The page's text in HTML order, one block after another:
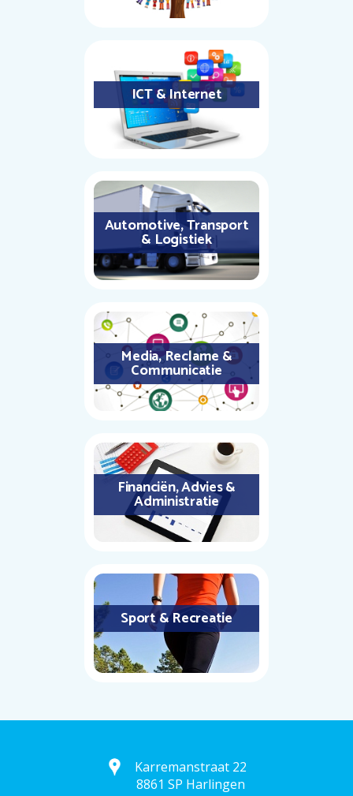
ICT & Internet
Automotive, Transport
& Logistiek
Media, Reclame &
Communicatie
Financiën, Advies &
Administratie
Sport & Recreatie
Karremanstraat 22
8861 SP Harlingen